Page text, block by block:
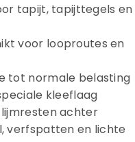
tapijt, tapijttegels en
voor looproutes en
tot normale belasting
kleeflaag
lijmresten achter
verfspatten en lichte